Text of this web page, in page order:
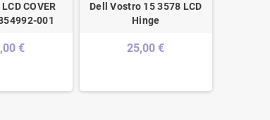
COVER
001
€
Dell Vostro 15 3578 LCD
Hinge
25,00 €